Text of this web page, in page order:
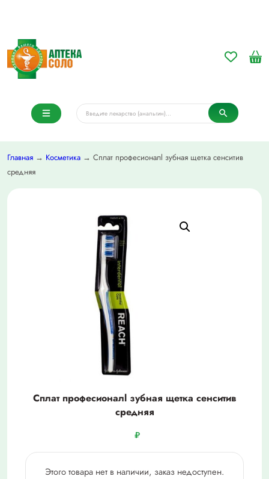
Главная → Косметика → Сплат професионалl зубная щетка сенситив
средняя
Сплат професионалl зубная щетка сенситив
средняя
₽
Этого товара нет в наличии, заказ недоступен.